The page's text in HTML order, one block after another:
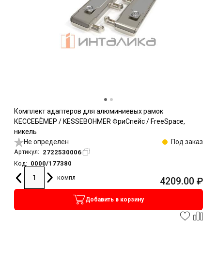
Комплект адаптеров для алюминиевых рамок
КЕССЕБЁМЕР / KESSEBOHMER ФриСпейс / FreeSpace,
никель
Не определен
Под заказ
Артикул: 2722530006
Код:
0000/177380
компл
4209.00 ₽
Добавить в корзину